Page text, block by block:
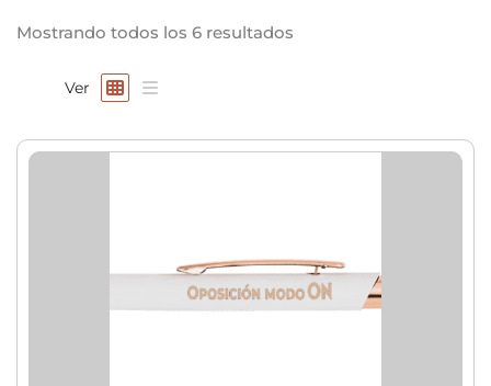
Mostrando todos los 6 resultados
Ver